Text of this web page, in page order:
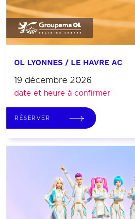
OL LYONNES / LE HAVRE AC
19 décembre 2026
date et heure à confirmer
RÉSERVER